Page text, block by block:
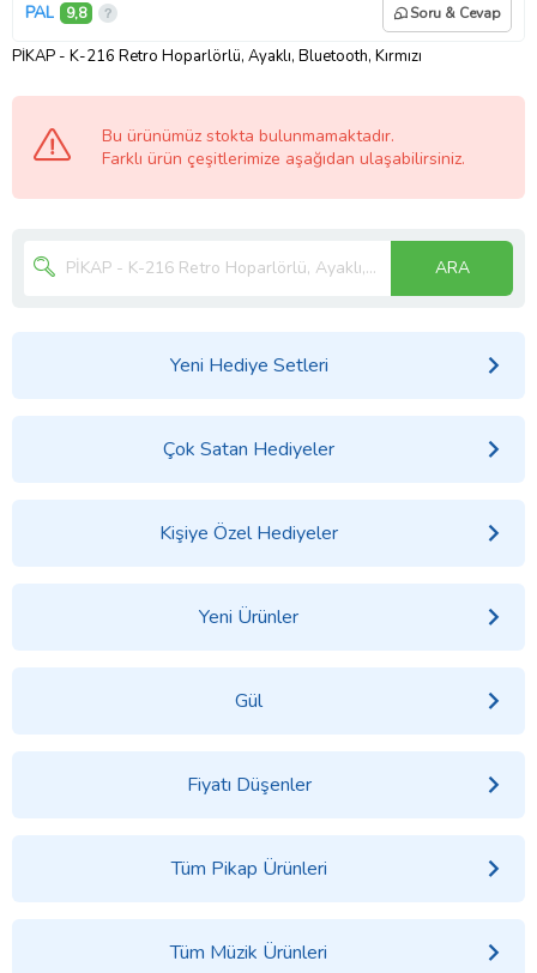
PAL 9,8 Soru & Cevap
PİKAP - K-216 Retro Hoparlörlü, Ayaklı, Bluetooth, Kırmızı
Bu ürünümüz stokta bulunmamaktadır.
Farklı ürün çeşitlerimize aşağıdan ulaşabilirsiniz.
ARA
Yeni Hediye Setleri
Çok Satan Hediyeler
Kişiye Özel Hediyeler
Yeni Ürünler
Gül
Fiyatı Düşenler
Tüm Pikap Ürünleri
Tüm Müzik Ürünleri